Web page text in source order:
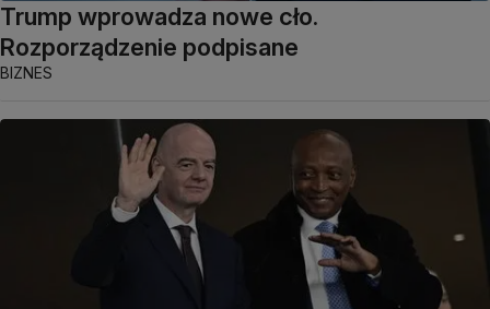
Trump wprowadza nowe cło.
Rozporządzenie podpisane
BIZNES